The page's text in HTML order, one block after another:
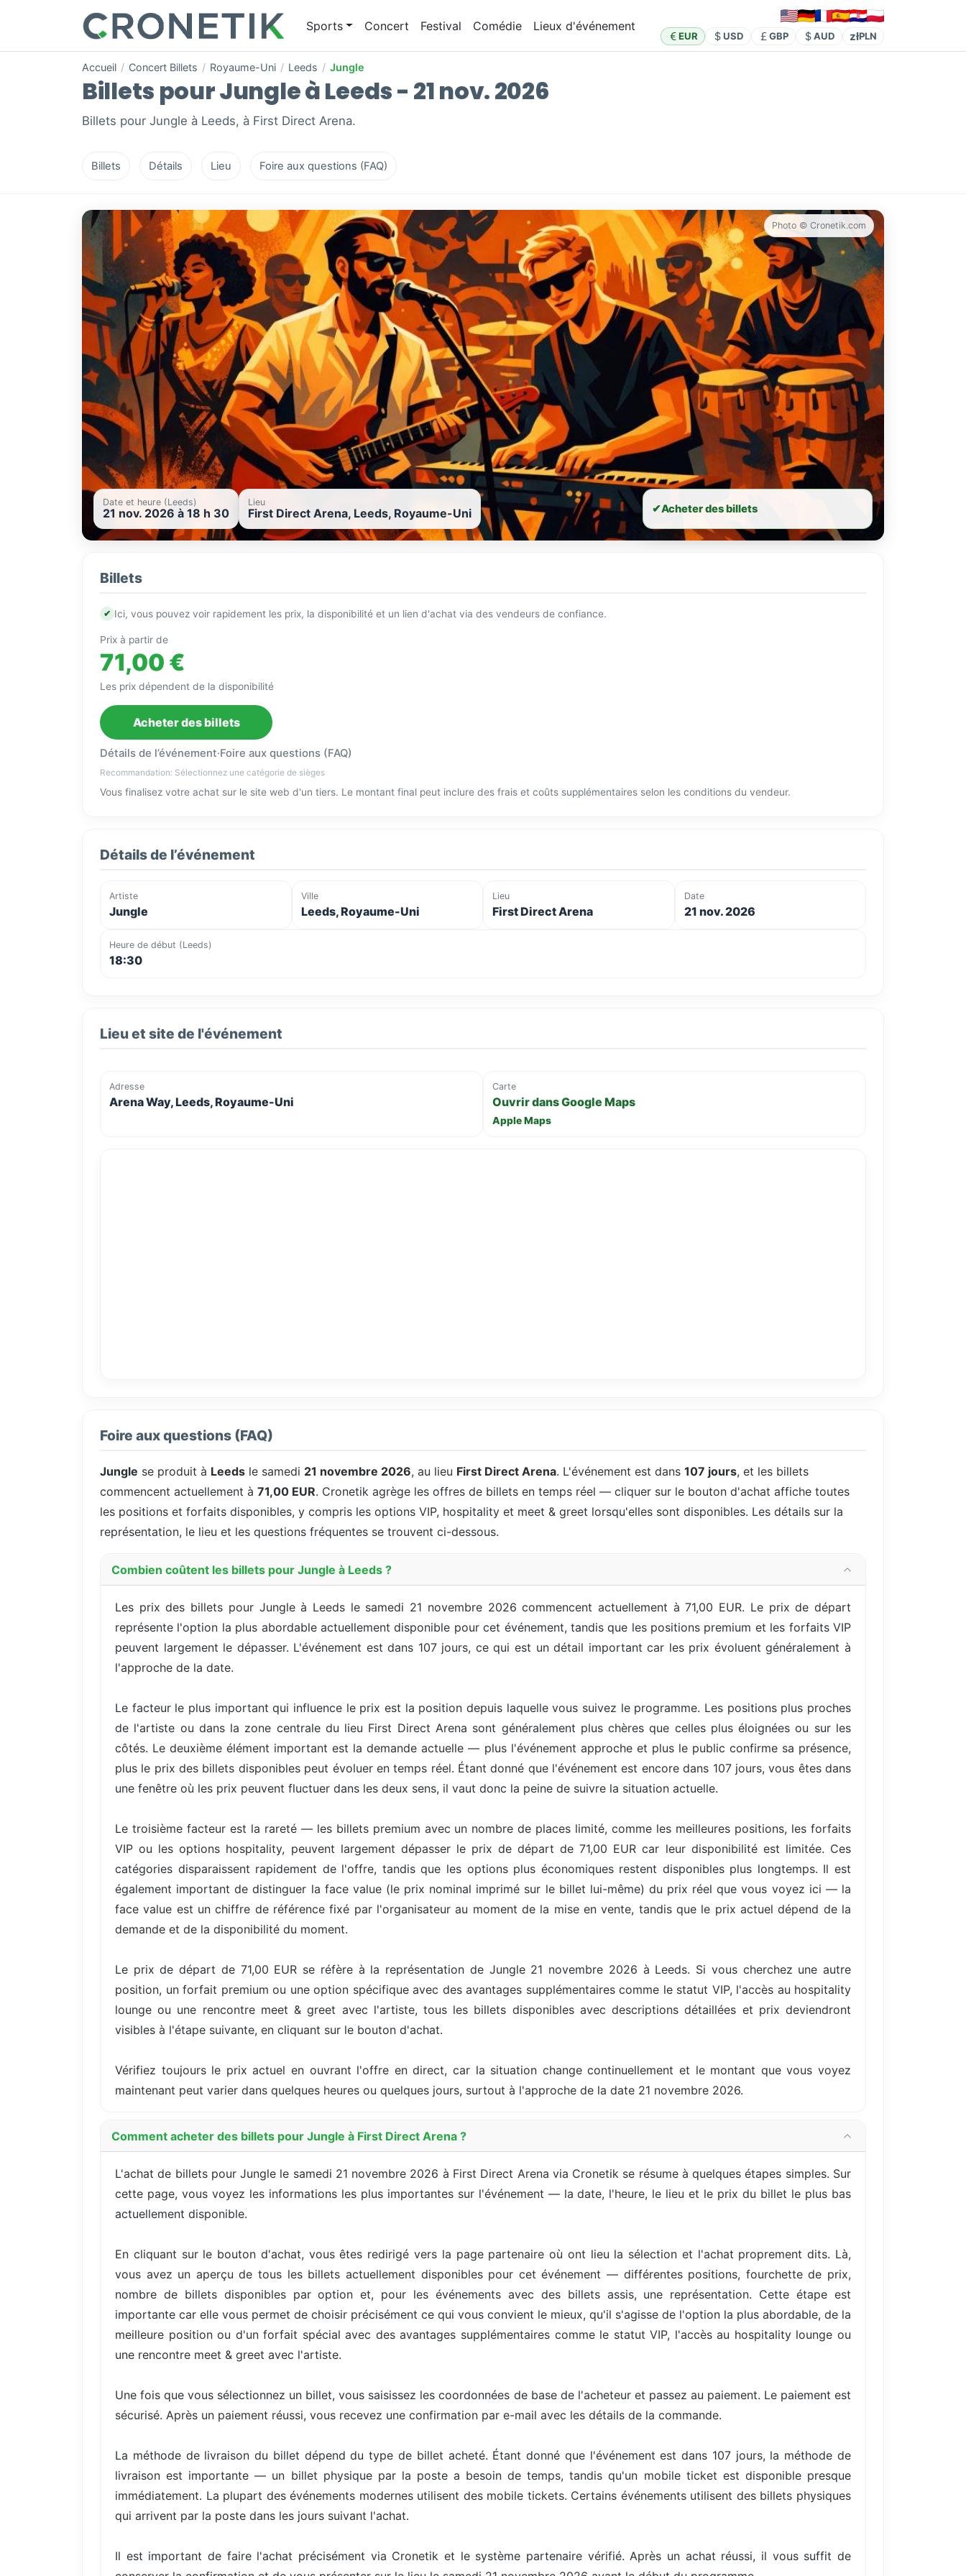
Sports Concert Festival Comédie Lieux d'événement
EUR USD GBP AUD złPLN
Accueil / Concert Billets / Royaume-Uni / Leeds / Jungle
Billets pour Jungle à Leeds - 21 nov. 2026
Billets pour Jungle à Leeds, à First Direct Arena.
Billets Détails Lieu Foire aux questions (FAQ)
Photo © Cronetik.com
Date et heure (Leeds)
21 nov. 2026 à 18 h 30
Lieu
First Direct Arena, Leeds, Royaume-Uni ✔Acheter des billets
Billets
✔ Ici, vous pouvez voir rapidement les prix, la disponibilité et un lien d'achat via des vendeurs de confiance.
Prix à partir de
71,00 €
Les prix dépendent de la disponibilité
Acheter des billets
Détails de l’événement·Foire aux questions (FAQ)
Recommandation: Sélectionnez une catégorie de sièges
Vous finalisez votre achat sur le site web d'un tiers. Le montant final peut inclure des frais et coûts supplémentaires selon les conditions du vendeur.
Détails de l’événement
Artiste
Jungle
Ville
Leeds, Royaume-Uni
Lieu
First Direct Arena
Date
21 nov. 2026
Heure de début (Leeds)
18:30
Lieu et site de l'événement
Adresse
Arena Way, Leeds, Royaume-Uni
Carte
Ouvrir dans Google Maps
Apple Maps
Foire aux questions (FAQ)
Jungle se produit à Leeds le samedi 21 novembre 2026, au lieu First Direct Arena. L'événement est dans 107 jours, et les billets
commencent actuellement à 71,00 EUR. Cronetik agrège les offres de billets en temps réel — cliquer sur le bouton d'achat affiche toutes
les positions et forfaits disponibles, y compris les options VIP, hospitality et meet & greet lorsqu'elles sont disponibles. Les détails sur la
représentation, le lieu et les questions fréquentes se trouvent ci-dessous.
Combien coûtent les billets pour Jungle à Leeds ?
Les prix des billets pour Jungle à Leeds le samedi 21 novembre 2026 commencent actuellement à 71,00 EUR. Le prix de départ
représente l'option la plus abordable actuellement disponible pour cet événement, tandis que les positions premium et les forfaits VIP
peuvent largement le dépasser. L'événement est dans 107 jours, ce qui est un détail important car les prix évoluent généralement à
l'approche de la date.
Le facteur le plus important qui influence le prix est la position depuis laquelle vous suivez le programme. Les positions plus proches
de l'artiste ou dans la zone centrale du lieu First Direct Arena sont généralement plus chères que celles plus éloignées ou sur les
côtés. Le deuxième élément important est la demande actuelle — plus l'événement approche et plus le public confirme sa présence,
plus le prix des billets disponibles peut évoluer en temps réel. Étant donné que l'événement est encore dans 107 jours, vous êtes dans
une fenêtre où les prix peuvent fluctuer dans les deux sens, il vaut donc la peine de suivre la situation actuelle.
Le troisième facteur est la rareté — les billets premium avec un nombre de places limité, comme les meilleures positions, les forfaits
VIP ou les options hospitality, peuvent largement dépasser le prix de départ de 71,00 EUR car leur disponibilité est limitée. Ces
catégories disparaissent rapidement de l'offre, tandis que les options plus économiques restent disponibles plus longtemps. Il est
également important de distinguer la face value (le prix nominal imprimé sur le billet lui-même) du prix réel que vous voyez ici — la
face value est un chiffre de référence fixé par l'organisateur au moment de la mise en vente, tandis que le prix actuel dépend de la
demande et de la disponibilité du moment.
Le prix de départ de 71,00 EUR se réfère à la représentation de Jungle 21 novembre 2026 à Leeds. Si vous cherchez une autre
position, un forfait premium ou une option spécifique avec des avantages supplémentaires comme le statut VIP, l'accès au hospitality
lounge ou une rencontre meet & greet avec l'artiste, tous les billets disponibles avec descriptions détaillées et prix deviendront
visibles à l'étape suivante, en cliquant sur le bouton d'achat.
Vérifiez toujours le prix actuel en ouvrant l'offre en direct, car la situation change continuellement et le montant que vous voyez
maintenant peut varier dans quelques heures ou quelques jours, surtout à l'approche de la date 21 novembre 2026.
Comment acheter des billets pour Jungle à First Direct Arena ?
L'achat de billets pour Jungle le samedi 21 novembre 2026 à First Direct Arena via Cronetik se résume à quelques étapes simples. Sur
cette page, vous voyez les informations les plus importantes sur l'événement — la date, l'heure, le lieu et le prix du billet le plus bas
actuellement disponible.
En cliquant sur le bouton d'achat, vous êtes redirigé vers la page partenaire où ont lieu la sélection et l'achat proprement dits. Là,
vous avez un aperçu de tous les billets actuellement disponibles pour cet événement — différentes positions, fourchette de prix,
nombre de billets disponibles par option et, pour les événements avec des billets assis, une représentation. Cette étape est
importante car elle vous permet de choisir précisément ce qui vous convient le mieux, qu'il s'agisse de l'option la plus abordable, de la
meilleure position ou d'un forfait spécial avec des avantages supplémentaires comme le statut VIP, l'accès au hospitality lounge ou
une rencontre meet & greet avec l'artiste.
Une fois que vous sélectionnez un billet, vous saisissez les coordonnées de base de l'acheteur et passez au paiement. Le paiement est
sécurisé. Après un paiement réussi, vous recevez une confirmation par e-mail avec les détails de la commande.
La méthode de livraison du billet dépend du type de billet acheté. Étant donné que l'événement est dans 107 jours, la méthode de
livraison est importante — un billet physique par la poste a besoin de temps, tandis qu'un mobile ticket est disponible presque
immédiatement. La plupart des événements modernes utilisent des mobile tickets. Certains événements utilisent des billets physiques
qui arrivent par la poste dans les jours suivant l'achat.
Il est important de faire l'achat précisément via Cronetik et le système partenaire vérifié. Après un achat réussi, il vous suffit de